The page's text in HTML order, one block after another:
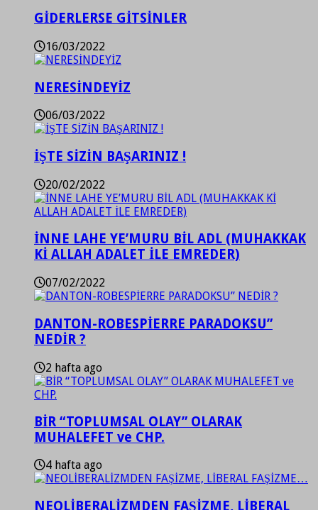
GİDERLERSE GİTSİNLER
16/03/2022
NERESİNDEYİZ
06/03/2022
İŞTE SİZİN BAŞARINIZ !
20/02/2022
İNNE LAHE YE’MURU BİL ADL (MUHAKKAK
Kİ ALLAH ADALET İLE EMREDER)
07/02/2022
DANTON-ROBESPİERRE PARADOKSU”
NEDİR ?
2 hafta ago
BİR “TOPLUMSAL OLAY” OLARAK
MUHALEFET ve CHP.
4 hafta ago
NEOLİBERALİZMDEN FAŞİZME, LİBERAL